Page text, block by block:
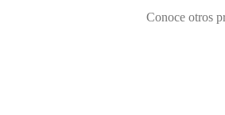
Conoce otros